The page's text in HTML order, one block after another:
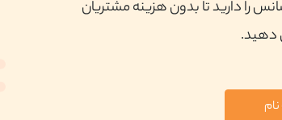
را دارید تا بدون هزینه مشتریان
دهید.